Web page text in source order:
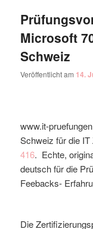
Microsoft
Schweiz
Veröffentlicht am 14.
www.it-
Schweiz für die
416. Echte,
deutsch für die
Feebacks-
Die